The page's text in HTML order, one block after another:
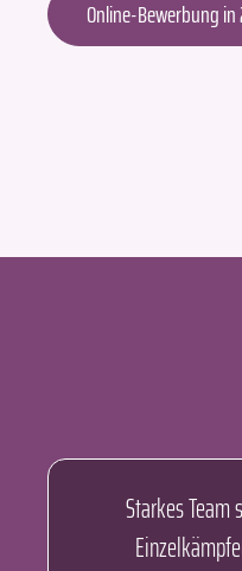
Online-Bewerbung
Starkes Team